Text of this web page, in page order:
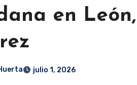
en
julio 1, 2026